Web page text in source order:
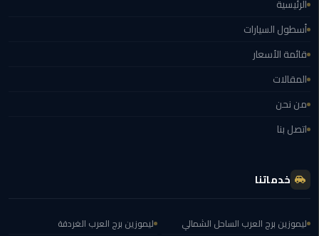
ليموزين
العاصمة
ليموزين
الخط
الساخن
تاكسى
مصر
VIP
الرئيسية
أسطول السيارات
قائمة الأسعار
المقالات
من نحن
اتصل بنا
خدماتنا
ليموزين برج العرب الساحل الشمالي
ليموزين برج العرب الغردقة